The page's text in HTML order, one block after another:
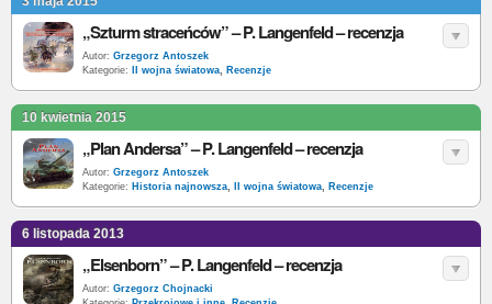
„Szturm straceńców” – P. Langenfeld – recenzja
Autor: Grzegorz Antoszek
Kategorie:
II wojna światowa, Recenzje
10 kwietnia 2015
„Plan Andersa” – P. Langenfeld – recenzja
Autor: Grzegorz Antoszek
Kategorie: Historia najnowsza, II wojna światowa, Recenzje
6 listopada 2013
„Elsenborn” – P. Langenfeld – recenzja
Autor: Grzegorz Chojnacki